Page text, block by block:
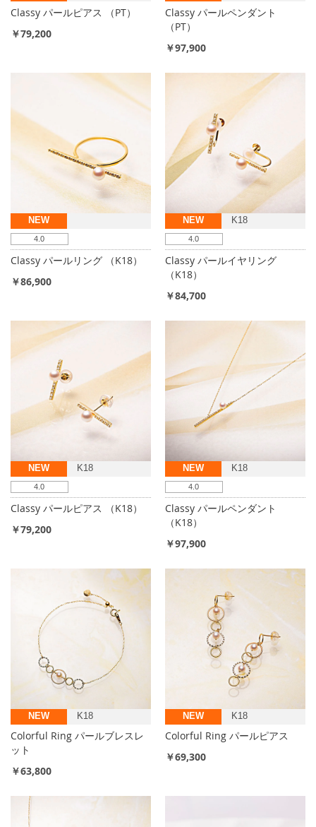
Classy パールピアス （PT）
￥79,200
Classy パールペンダント
（PT）
￥97,900
NEW
4.0
Classy パールリング （K18）
￥86,900
NEW K18
4.0
Classy パールイヤリング
（K18）
￥84,700
NEW K18
4.0
Classy パールピアス （K18）
￥79,200
NEW K18
4.0
Classy パールペンダント
（K18）
￥97,900
NEW K18
Colorful Ring パールブレスレ
ット
￥63,800
NEW K18
Colorful Ring パールピアス
￥69,300